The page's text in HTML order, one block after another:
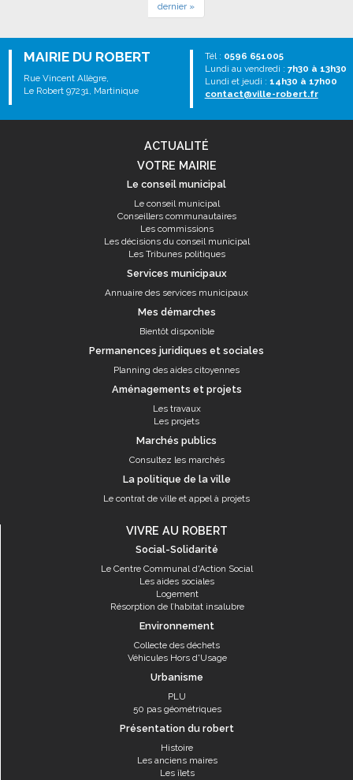
dernier »
MAIRIE DU ROBERT
Rue Vincent Allègre,
Le Robert 97231, Martinique
Tél : 0596 651005
Lundi au vendredi : 7h30 à 13h30
Lundi et jeudi : 14h30 à 17h00
contact@ville-robert.fr
ACTUALITÉ
VOTRE MAIRIE
Le conseil municipal
Le conseil municipal
Conseillers communautaires
Les commissions
Les décisions du conseil municipal
Les Tribunes politiques
Services municipaux
Annuaire des services municipaux
Mes démarches
Bientôt disponible
Permanences juridiques et sociales
Planning des aides citoyennes
Aménagements et projets
Les travaux
Les projets
Marchés publics
Consultez les marchés
La politique de la ville
Le contrat de ville et appel à projets
VIVRE AU ROBERT
Social-Solidarité
Le Centre Communal d'Action Social
Les aides sociales
Logement
Résorption de l’habitat insalubre
Environnement
Collecte des déchets
Véhicules Hors d'Usage
Urbanisme
PLU
50 pas géométriques
Présentation du robert
Histoire
Les anciens maires
Les îlets